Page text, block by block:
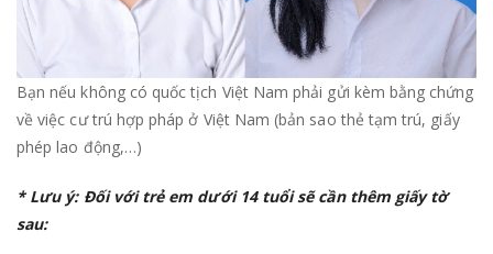
Bạn nếu không có quốc tịch Việt Nam phải gửi kèm bằng chứng
về việc cư trú hợp pháp ở Việt Nam (bản sao thẻ tạm trú, giấy
phép lao động,…)
* Lưu ý: Đối với trẻ em dưới 14 tuổi sẽ cần thêm giấy tờ
sau: